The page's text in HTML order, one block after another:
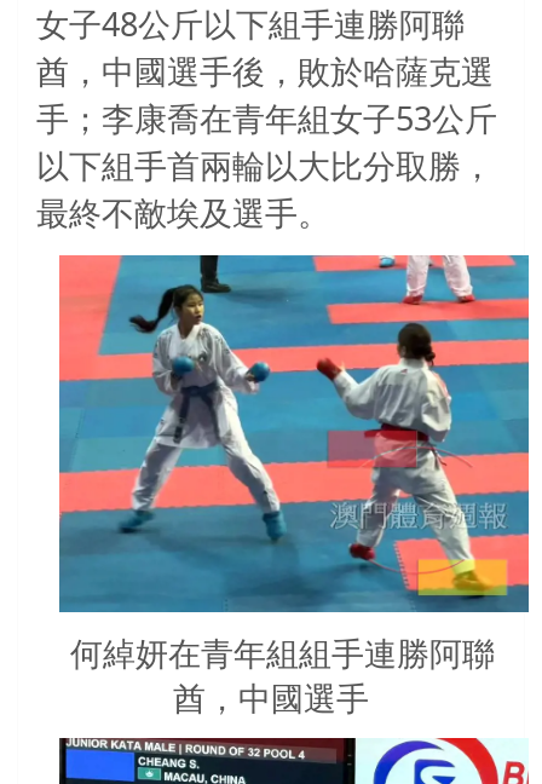
女子48公斤以下組手連勝阿聯
酋，中國選手後，敗於哈薩克選
手；李康喬在青年組女子53公斤
以下組手首兩輪以大比分取勝，
最終不敵埃及選手。
何綽妍在青年組組手連勝阿聯
酋，中國選手